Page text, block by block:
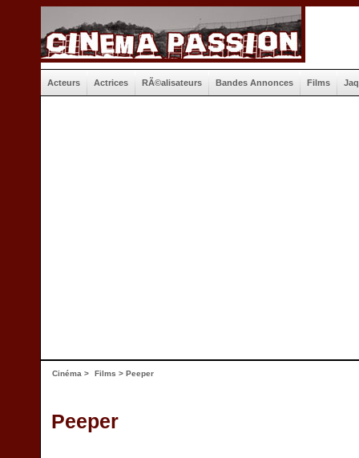
Acteurs Actrices RÃ©alisateurs Bandes Annonces Films
Cinéma > Films > Peeper
Peeper